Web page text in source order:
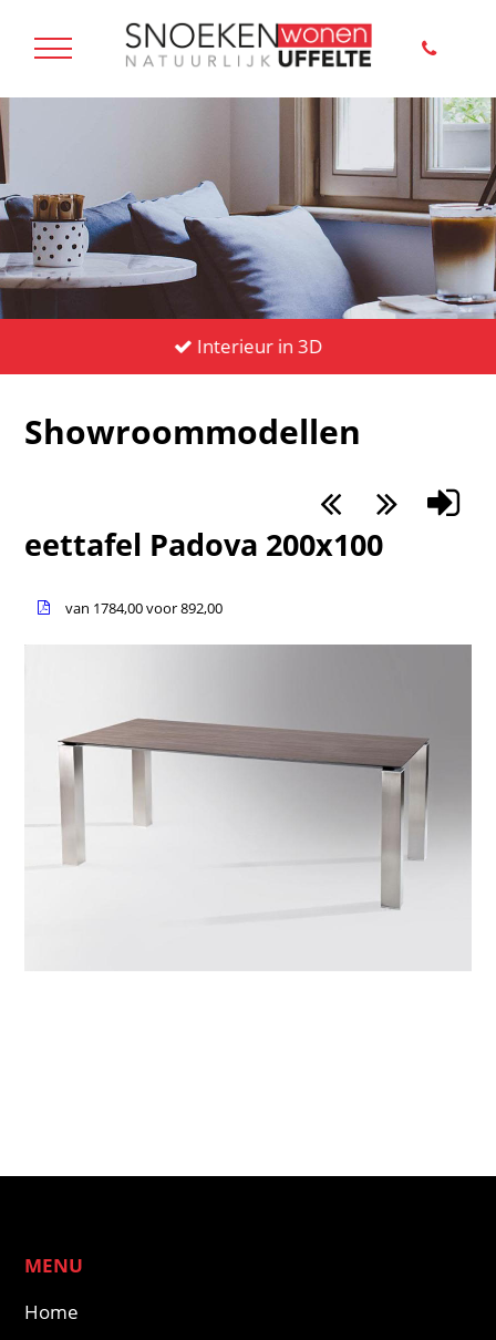
Interieur in 3D
Showroommodellen
eettafel Padova 200x100
van 1784,00 voor 892,00
MENU
Home